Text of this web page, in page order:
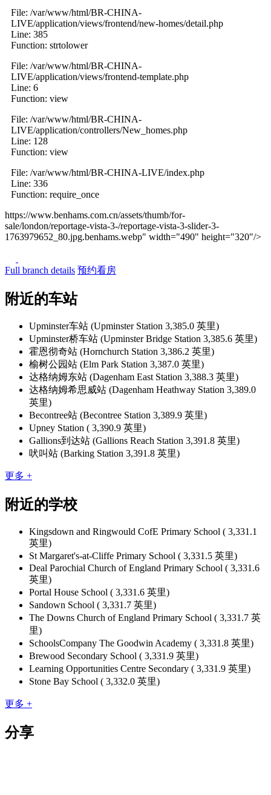
File: /var/www/html/BR-CHINA-
LIVE/application/views/frontend/new-homes/detail.php
Line: 385
Function: strtolower
File: /var/www/html/BR-CHINA-
LIVE/application/views/frontend-template.php
Line: 6
Function: view
File: /var/www/html/BR-CHINA-
LIVE/application/controllers/New_homes.php
Line: 128
Function: view
File: /var/www/html/BR-CHINA-LIVE/index.php
Line: 336
Function: require_once
https://www.benhams.com.cn/assets/thumb/for-
sale/london/reportage-vista-3-/reportage-vista-3-slider-3-
1763979652_80.jpg.benhams.webp" width="490" height="320"/>
Full branch details 预约看房
附近的车站
Upminster车站 (Upminster Station 3,385.0 英里)
Upminster桥车站 (Upminster Bridge Station 3,385.6 英里)
霍恩彻奇站 (Hornchurch Station 3,386.2 英里)
榆树公园站 (Elm Park Station 3,387.0 英里)
达格纳姆东站 (Dagenham East Station 3,388.3 英里)
达格纳姆希思威站 (Dagenham Heathway Station 3,389.0
英里)
Becontree站 (Becontree Station 3,389.9 英里)
Upney Station ( 3,390.9 英里)
Gallions到达站 (Gallions Reach Station 3,391.8 英里)
吠叫站 (Barking Station 3,391.8 英里)
更多 +
附近的学校
Kingsdown and Ringwould CofE Primary School ( 3,331.1
英里)
St Margaret's-at-Cliffe Primary School ( 3,331.5 英里)
Deal Parochial Church of England Primary School ( 3,331.6
英里)
Portal House School ( 3,331.6 英里)
Sandown School ( 3,331.7 英里)
The Downs Church of England Primary School ( 3,331.7 英
里)
SchoolsCompany The Goodwin Academy ( 3,331.8 英里)
Brewood Secondary School ( 3,331.9 英里)
Learning Opportunities Centre Secondary ( 3,331.9 英里)
Stone Bay School ( 3,332.0 英里)
更多 +
分享